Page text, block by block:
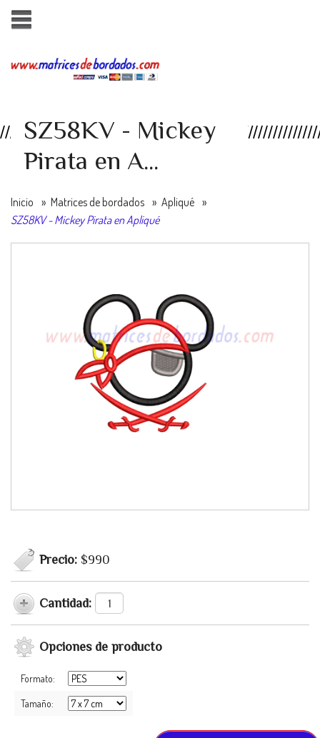
SZ58KV - Mickey
Pirata en A...
Inicio » Matrices de bordados » Apliqué »
SZ58KV - Mickey Pirata en Apliqué
Precio: $990
Cantidad:
Opciones de producto
Formato:
Tamaño: